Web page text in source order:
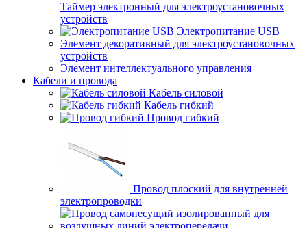
Таймер электронный для электроустановочных
устройств
Электропитание USB
Элемент декоративный для электроустановочных
устройств
Элемент интеллектуального управления
Кабели и провода
Кабель силовой
Кабель гибкий
Провод гибкий
Провод плоский для внутренней
электропроводки